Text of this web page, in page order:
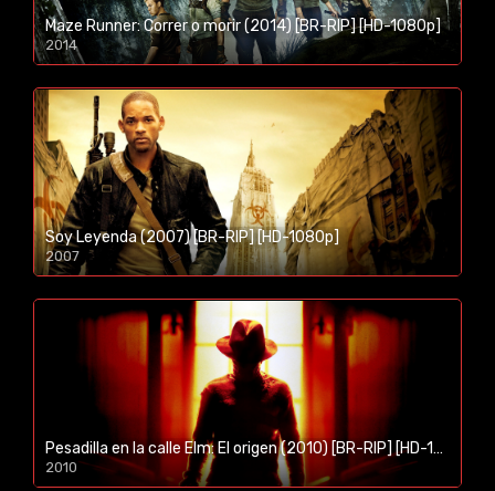
Maze Runner: Correr o morir (2014) [BR-RIP] [HD-1080p]
2014
1080p/720p
Soy Leyenda (2007) [BR-RIP] [HD-1080p]
2007
1080p/720p
Pesadilla en la calle Elm: El origen (2010) [BR-RIP] [HD-1080p]
2010
1080p/720p